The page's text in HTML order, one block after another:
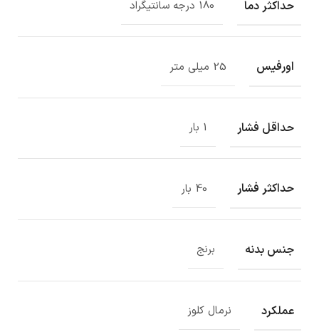
حداکثر دما 180 درجه سانتیگراد
اورفیس 25 میلی متر
حداقل فشار 1 بار
حداکثر فشار 40 بار
جنس بدنه برنج
عملکرد نرمال کلوز